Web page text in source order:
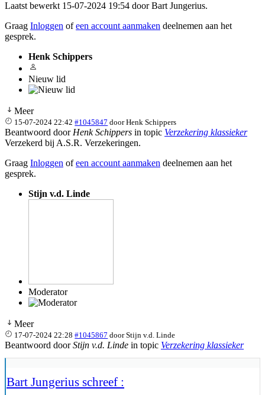
Laatst bewerkt 15-07-2024 19:54 doorBart Jungerius.
Graag Inloggen ofeen account aanmaken deelnemen aan het
gesprek.
Henk Schippers
Nieuw lid
Meer
15-07-2024 22:42 #1045847 doorHenk Schippers
Beantwoord door Henk Schippers in topic Verzekering klassieker
Verzekerd bij A.S.R. Verzekeringen.
Graag Inloggen ofeen account aanmaken deelnemen aan het
gesprek.
Stijn v.d. Linde
Moderator
Meer
17-07-2024 22:28 #1045867 doorStijn v.d. Linde
Beantwoord doorStijn v.d. Linde in topic Verzekering klassieker
Bart Jungerius schreef :